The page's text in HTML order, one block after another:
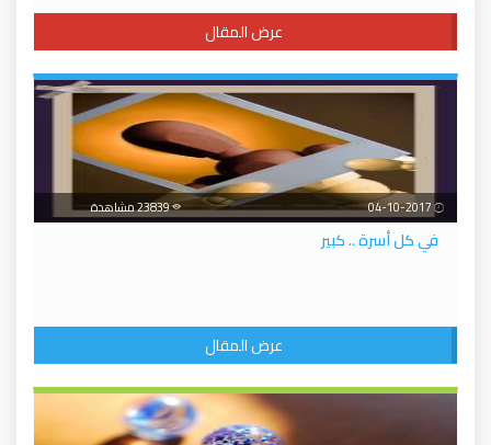
عرض المقال
23839 مشاهدة
في كل أسرة .. كبير
عرض المقال